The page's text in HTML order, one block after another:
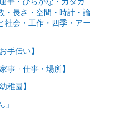
・長さ・空間・時計・論
社会・工作・四季・アー
手伝い】
事・仕事・場所】
稚園】